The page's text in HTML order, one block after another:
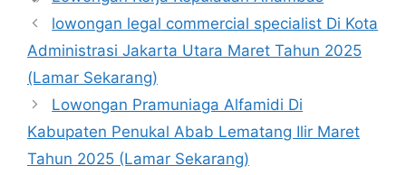
lowongan legal commercial specialist Di Kota
Administrasi Jakarta Utara Maret Tahun 2025
(Lamar Sekarang)
Lowongan Pramuniaga Alfamidi Di
Kabupaten Penukal Abab Lematang Ilir Maret
Tahun 2025 (Lamar Sekarang)